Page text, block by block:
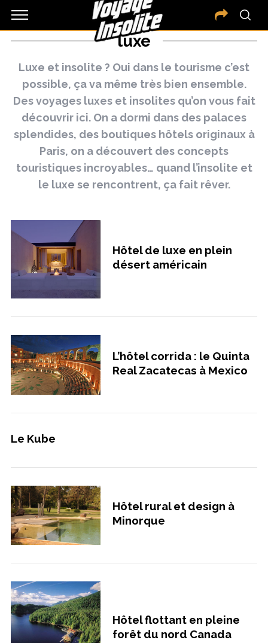
luxe
Luxe et insolite ? Oui dans le tourisme c’est
possible, ça va même très bien ensemble.
Des voyages luxes et insolites qu’on vous fait
découvrir ici. On a dormi dans des palaces
splendides, des boutiques hôtels originaux à
Paris, on a découvert des concepts
touristiques incroyables… quand l’insolite et
le luxe se rencontrent, ça fait rêver.
Hôtel de luxe en plein
désert américain
L’hôtel corrida : le Quinta
Real Zacatecas à Mexico
Le Kube
Hôtel rural et design à
Minorque
Hôtel flottant en pleine
forêt du nord Canada